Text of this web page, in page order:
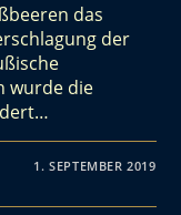
das
der
wurde die
1. SEPTEMBER 2019